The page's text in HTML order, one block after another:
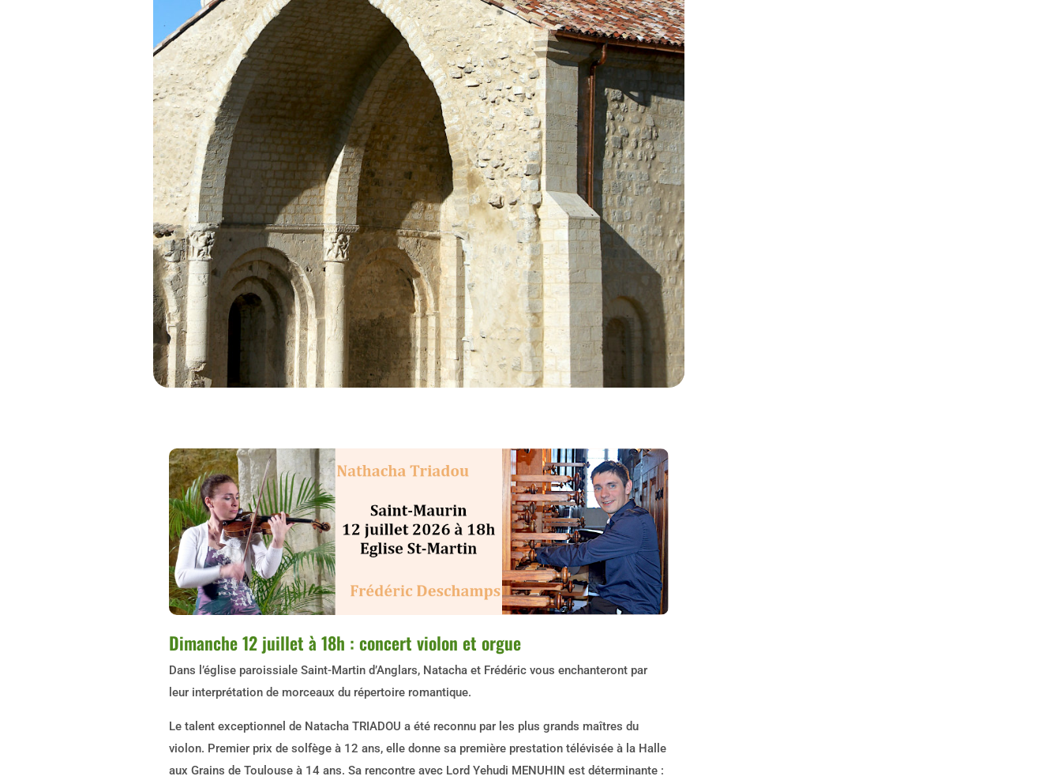
Dimanche 12 juillet à 18h : concert violon et orgue
Dans l’église paroissiale Saint-Martin d’Anglars, Natacha et Frédéric vous enchanteront par
leur interprétation de morceaux du répertoire romantique.
Le talent exceptionnel de Natacha TRIADOU a été reconnu par les plus grands maîtres du
violon. Premier prix de solfège à 12 ans, elle donne sa première prestation télévisée à la Halle
aux Grains de Toulouse à 14 ans. Sa rencontre avec Lord Yehudi MENUHIN est déterminante :